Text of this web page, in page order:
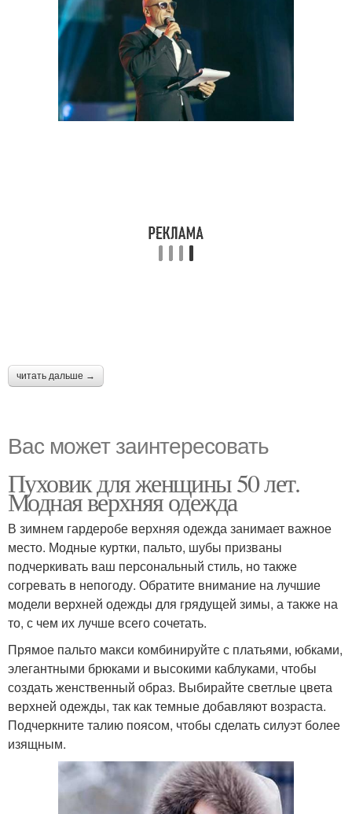
читать дальше →
Вас может заинтересовать
Пуховик для женщины 50 лет.
Модная верхняя одежда
В зимнем гардеробе верхняя одежда занимает важное
место. Модные куртки, пальто, шубы призваны
подчеркивать ваш персональный стиль, но также
согревать в непогоду. Обратите внимание на лучшие
модели верхней одежды для грядущей зимы, а также на
то, с чем их лучше всего сочетать.
Прямое пальто макси комбинируйте с платьями, юбками,
элегантными брюками и высокими каблуками, чтобы
создать женственный образ. Выбирайте светлые цвета
верхней одежды, так как темные добавляют возраста.
Подчеркните талию поясом, чтобы сделать силуэт более
изящным.